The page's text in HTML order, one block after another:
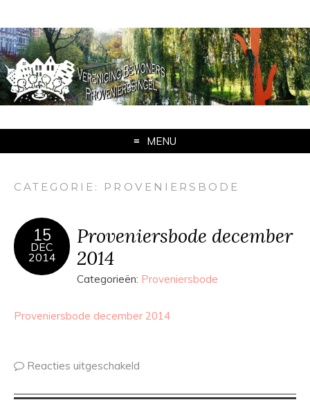
MENU
CATEGORIE: PROVENIERSBODE
15
DEC
2014
Proveniersbode december
2014
Categorieën: Proveniersbode
Proveniersbode december 2014
Reacties uitgeschakeld